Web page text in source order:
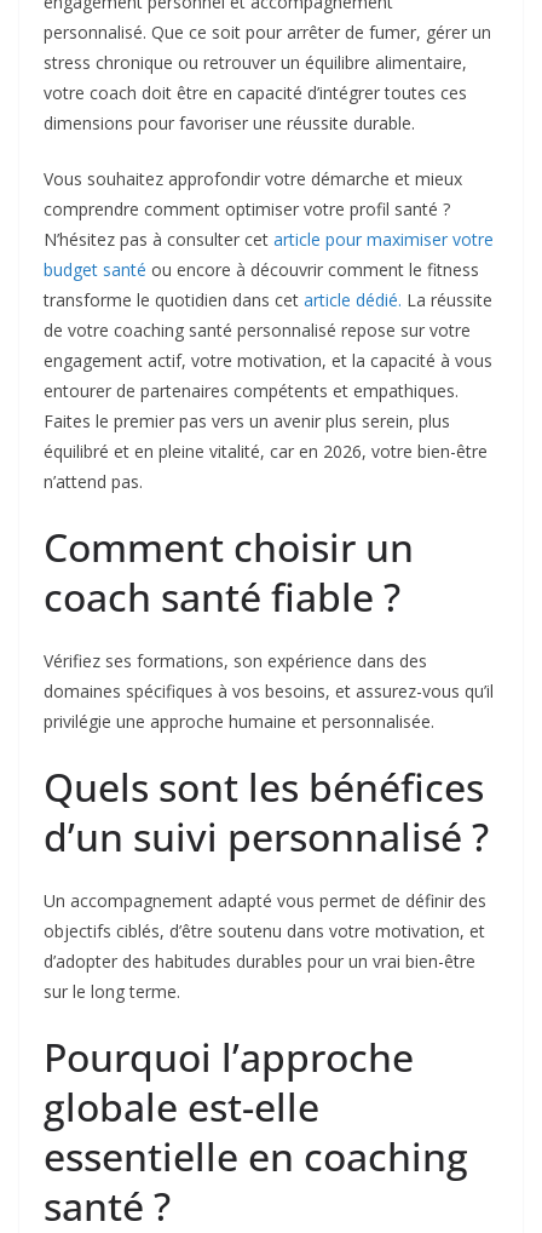
personnalisé. Que ce soit pour arrêter de fumer, gérer un
stress chronique ou retrouver un équilibre alimentaire,
votre coach doit être en capacité d’intégrer toutes ces
dimensions pour favoriser une réussite durable.
Vous souhaitez approfondir votre démarche et mieux
comprendre comment optimiser votre profil santé ?
N’hésitez pas à consulter cet article pour maximiser votre
budget santé ou encore à découvrir comment le fitness
transforme le quotidien dans cet article dédié. La réussite
de votre coaching santé personnalisé repose sur votre
engagement actif, votre motivation, et la capacité à vous
entourer de partenaires compétents et empathiques.
Faites le premier pas vers un avenir plus serein, plus
équilibré et en pleine vitalité, car en 2026, votre bien-être
n’attend pas.
Comment choisir un
coach santé fiable ?
Vérifiez ses formations, son expérience dans des
domaines spécifiques à vos besoins, et assurez-vous qu’il
privilégie une approche humaine et personnalisée.
Quels sont les bénéfices
d’un suivi personnalisé ?
Un accompagnement adapté vous permet de définir des
objectifs ciblés, d’être soutenu dans votre motivation, et
d’adopter des habitudes durables pour un vrai bien-être
sur le long terme.
Pourquoi l’approche
globale est-elle
essentielle en coaching
santé ?